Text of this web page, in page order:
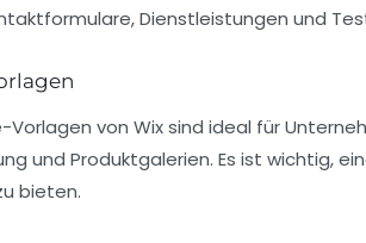
Dienstleistungen und
Vorlagen von Wix sind ideal für
und Produktgalerien. Es ist wichtig,
bieten.